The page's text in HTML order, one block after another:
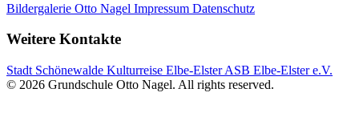
Bildergalerie Otto Nagel Impressum Datenschutz
Weitere Kontakte
Stadt Schönewalde Kulturreise Elbe-ElsterASB Elbe-Elster e.V.
© 2026 Grundschule Otto Nagel. All rights reserved.